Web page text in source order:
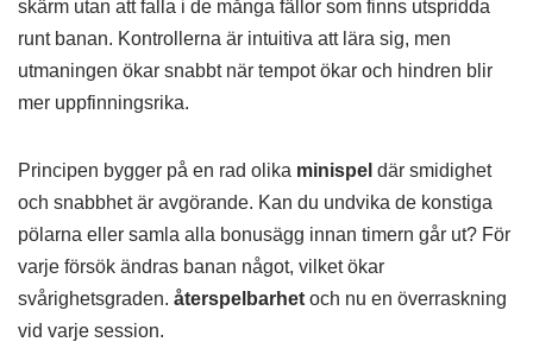
skärm utan att falla i de många fällor som finns utspridda
runt banan. Kontrollerna är intuitiva att lära sig, men
utmaningen ökar snabbt när tempot ökar och hindren blir
mer uppfinningsrika.
Principen bygger på en rad olika minispel där smidighet
och snabbhet är avgörande. Kan du undvika de konstiga
pölarna eller samla alla bonusägg innan timern går ut? För
varje försök ändras banan något, vilket ökar
svårighetsgraden. återspelbarhet och nu en överraskning
vid varje session.